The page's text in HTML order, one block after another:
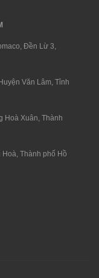
Đền Lừ 3,
Văn Lâm, Tỉnh
Hoà Xuân, Thành
Thành phố Hồ